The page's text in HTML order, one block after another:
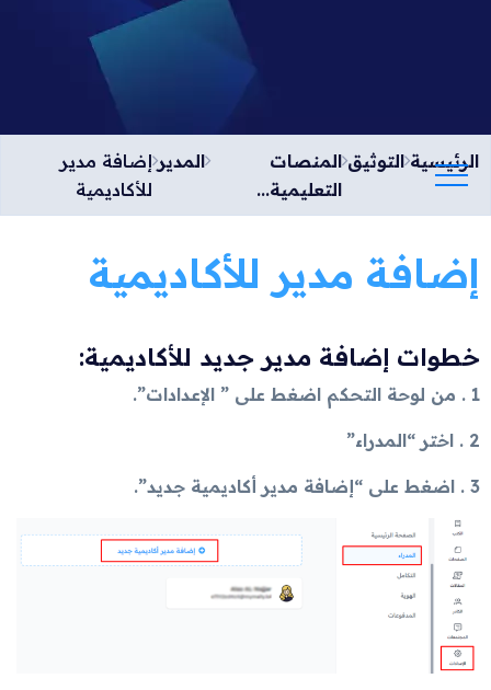
الرئيسية التوثيق المنصات
التعليمية...
المدير إضافة مدير
للأكاديمية
إضافة مدير للأكاديمية
خطوات إضافة مدير جديد للأكاديمية:
1 . من لوحة التحكم اضغط على ” الإعدادات”.
2 . اختر “المدراء”
3 . اضغط على “إضافة مدير أكاديمية جديد”.